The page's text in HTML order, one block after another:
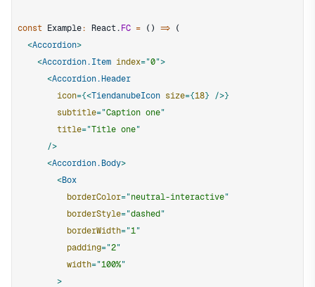
const Example: React. FC = ( ) =>
(
<Accordion>
<Accordion.Item index="0">
<Accordion.Header
icon={<TiendanubeIcon size={18} />}
subtitle="Caption one"
title="Title one"
/>
<Accordion.Body>
<Box
borderColor="neutral-interactive"
borderStyle="dashed "
borderWidth="1"
padding="2"
width="100%"
>